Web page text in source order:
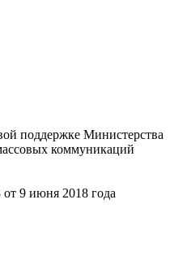
поддержке Министерства
коммуникаций
9 июня 2018 года